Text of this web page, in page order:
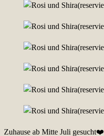
Zuhause ab Mitte Juli gesucht❤️